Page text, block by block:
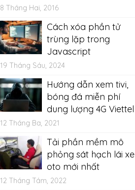
8 Tháng Hai, 2016
Cách xóa phần tử
trùng lặp trong
Javascript
19 Tháng Sáu, 2024
Hướng dẫn xem tivi,
bóng đá miễn phí
dung lượng 4G Viettel
12 Tháng Ba, 2021
Tải phần mềm mô
phỏng sát hạch lái xe
oto mới nhất
12 Tháng Tám, 2022